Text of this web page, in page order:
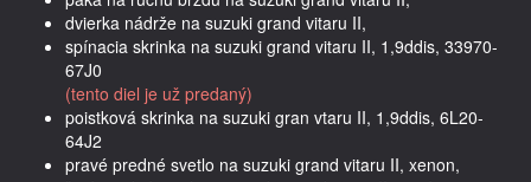
dvierka nádrže na suzuki grand vitaru II,
spínacia skrinka na suzuki grand vitaru II, 1,9ddis, 33970-
67J0
(tento diel je už predaný)
poistková skrinka na suzuki gran vtaru II, 1,9ddis, 6L20-
64J2
pravé predné svetlo na suzuki grand vitaru II, xenon,